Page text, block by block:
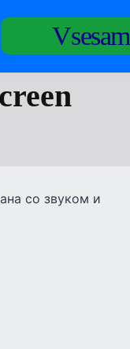
Vsesam
со звуком и